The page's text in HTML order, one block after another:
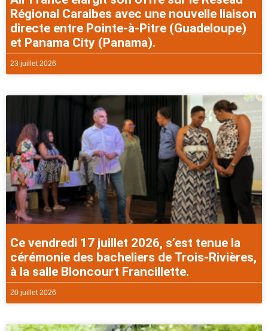
Régional Caraibes avec une nouvelle liaison
directe entre Pointe-à-Pitre (Guadeloupe)
et Panama City (Panama).
23 juillet 2026
Ce vendredi 17 juillet 2026, s’est tenue la
cérémonie des bacheliers de Trois-Rivières,
à la salle Bloncourt Francillette.
20 juillet 2026